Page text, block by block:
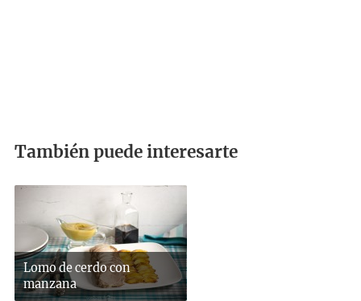
También puede interesarte
Lomo de cerdo con
manzana